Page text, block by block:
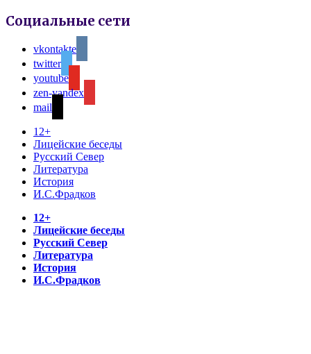
Социальные сети
vkontakte
twitter
youtube
zen-yandex
mail
12+
Лицейские беседы
Русский Север
Литература
История
И.С.Фрадков
12+
Лицейские беседы
Русский Север
Литература
История
И.С.Фрадков